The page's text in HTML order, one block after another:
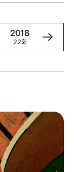
2018
22회
2017
21회